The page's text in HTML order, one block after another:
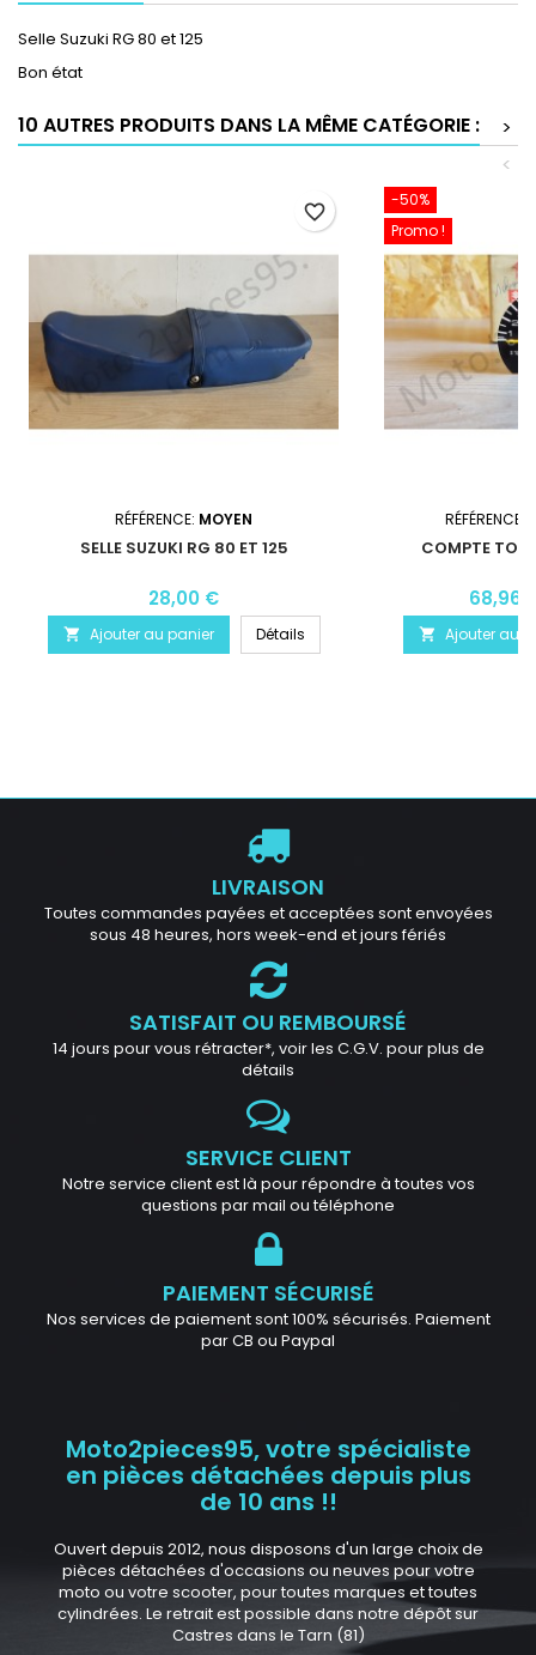
Selle Suzuki RG 80 et 125
Bon état
10 AUTRES PRODUITS DANS LA MÊME CATÉGORIE :
>
<
RÉFÉRENCE: MOYEN
SELLE SUZUKI RG 80 ET 125
28,00 €
 Ajouter au panier Détails
favorite_border
-50%
Promo !
RÉFÉRENCE:
COMPTE
68,96
 Ajouter au
LIVRAISON
Toutes commandes payées et acceptées sont envoyées
sous 48 heures, hors week-end et jours fériés
SATISFAIT OU REMBOURSÉ
14 jours pour vous rétracter*, voir les C.G.V. pour plus de
détails
SERVICE CLIENT
Notre service client est là pour répondre à toutes vos
questions par mail ou téléphone
PAIEMENT SÉCURISÉ
Nos services de paiement sont 100% sécurisés. Paiement
par CB ou Paypal
Moto2pieces95, votre spécialiste
en pièces détachées depuis plus
de 10 ans !!
Ouvert depuis 2012, nous disposons d'un large choix de
pièces détachées d'occasions ou neuves pour votre
moto ou votre scooter, pour toutes marques et toutes
cylindrées. Le retrait est possible dans notre dépôt sur
Castres dans le Tarn (81)